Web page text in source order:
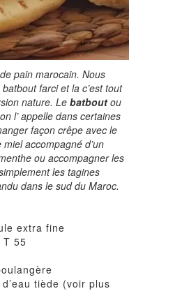
pain marocain. Nous
batbout farciet la c’est tout
nature. Lebatbout ou
l’ appelle dans certaines
façon crêpe avec le
accompagné d’un
ou accompagner les
les tagines
dans le sud du Maroc.
extra fine
T 55
tiède (voir plus